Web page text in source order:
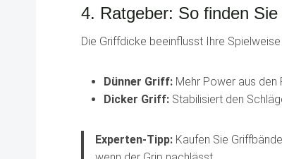
4. Ratgeber: So finden
Die Griffdicke beeinflusst Ihre
Dünner Griff: Mehr Power aus den
Dicker Griff: Stabilisiert den
Experten-Tipp: Kaufen Sie